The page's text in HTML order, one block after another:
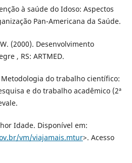
à saúde do Idoso: Aspectos
Pan-Americana da Saúde.
W. (2000). Desenvolvimento
, RS: ARTMED.
Metodologia do trabalho científico:
e do trabalho acadêmico (2ª
Idade. Disponível em:
vm/viajamais.mtur>. Acesso